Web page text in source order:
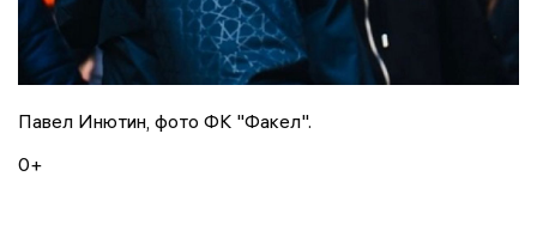
Павел Инютин, фото ФК "Факел".
0+